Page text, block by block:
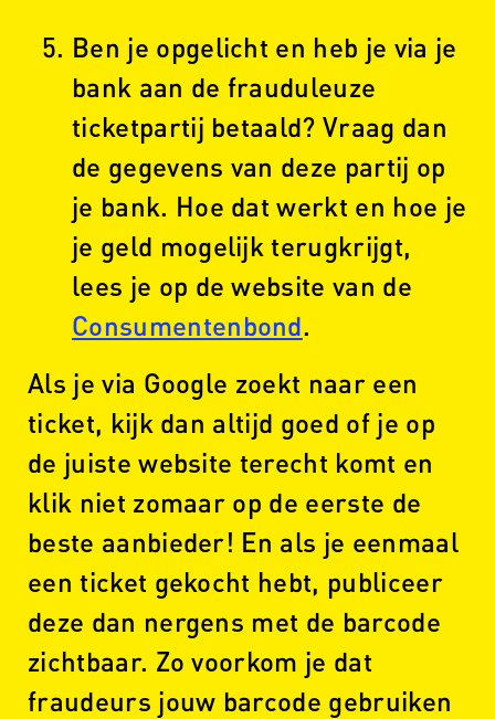
Ben je opgelicht en heb je via je
bank aan de frauduleuze
ticketpartij betaald? Vraag dan
de gegevens van deze partij op
je bank. Hoe dat werkt en hoe je
je geld mogelijk terugkrijgt,
lees je op de website van de
Consumentenbond.
Als je via Google zoekt naar een
ticket, kijk dan altijd goed of je op
de juiste website terecht komt en
klik niet zomaar op de eerste de
beste aanbieder! En als je eenmaal
een ticket gekocht hebt, publiceer
deze dan nergens met de barcode
zichtbaar. Zo voorkom je dat
fraudeurs jouw barcode gebruiken